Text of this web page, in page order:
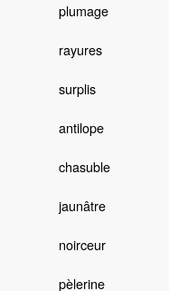
plumage
rayures
surplis
antilope
chasuble
jaunâtre
noirceur
pèlerine